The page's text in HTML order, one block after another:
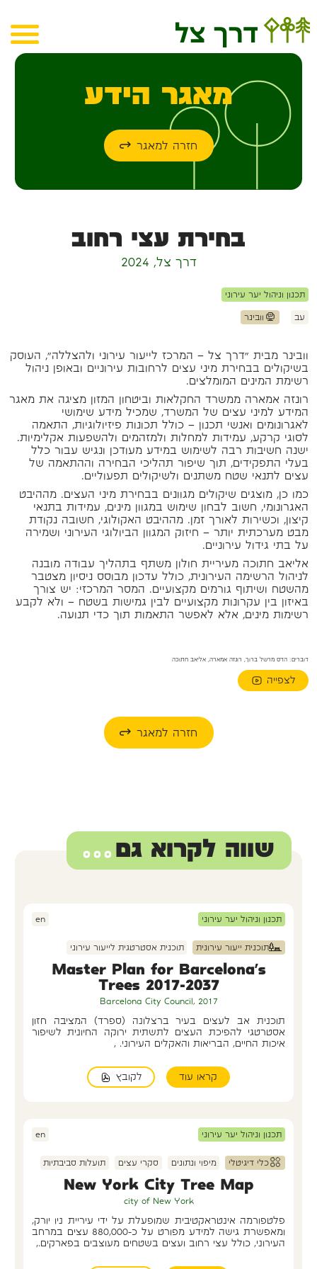
מאגר הידע
חזרה למאגר
בחירת עצי רחוב
דרך צל, 2024
תכנון וניהול יער עירוני
עב וובינר
וובינר מבית "דרך צל – המרכז לייעור עירוני ולהצללה", העוסק
בשיקולים בבחירת מיני עצים לרחובות עירוניים ובאופן ניהול
רשימת המינים המומלצים.
רונזה אמארה ממשרד החקלאות וביטחון המזון מציגה את מאגר
המידע למיני עצים של המשרד, שמכיל מידע שימושי
לאגרונומים ואנשי תכנון – כולל תכונות פיזיולוגיות, התאמה
לסוגי קרקע, עמידות למחלות ולמזהמים ולהשפעות אקלימיות.
ישנה חשיבות רבה לשימוש במידע מעודכן ונגיש עבור כלל
בעלי התפקידים, תוך שיפור תהליכי הבחירה וההתאמה של
עצים לתנאי שטח משתנים ולשיקולים תפעוליים.
כמו כן, מוצגים שיקולים מגוונים בבחירת מיני העצים. מההיבט
האגרונומי, חשוב לבחון שימוש במגוון מינים, עמידות בתנאי
קיצון, וכשירות לאורך זמן. מההיבט האקולוגי, חשובה נקודת
מבט מערכתית יותר – חיזוק המגוון הביולוגי העירוני ושמירה
על בתי גידול עירוניים.
אליאב חתוכה מעיריית חולון משתף בתהליך עבודה מובנה
לניהול הרשימה העירונית, כולל עדכון מבוסס ניסיון מצטבר
מהשטח ושיתוף גורמים מקצועיים. המסר המרכזי: יש צורך
באיזון בין עקרונות מקצועיים לבין גמישות בשטח – ולא לקבע
רשימות מינים, אלא לאפשר התאמות תוך כדי תנועה.
דוברים: הדס מרשל ברוך, רונזה אמארה, אליאב חתוכה
לצפייה
חזרה למאגר
שווה לקרוא גם...
תכנון וניהול יער עירוני en
תוכנית ייעור עירונית תוכנית אסטרטגית לייעור עירוני
Master Plan for Barcelona’s
Trees 2017-2037
Barcelona City Council, 2017
תוכנית אב לעצים בעיר ברצלונה (ספרד) המציבה חזון
אסטרטגי להפיכת העצים לתשתית ירוקה החיונית לשיפור
איכות החיים, הבריאות והאקלים העירוני. ,
קראו עוד לקובץ
תכנון וניהול יער עירוני en
כלי דיגיטלי מיפוי ונתונים סקרי עצים תועלות סביבתיות
New York City Tree Map
city of New York
פלטפורמה אינטראקטיבית שמופעלת על ידי עיריית ניו יורק,
ומאפשרת גישה למידע מפורט על כ-880,000 עצים במרחב
העירוני, כולל עצי רחוב ועצים בשטחים מעוצבים בפארקים.,